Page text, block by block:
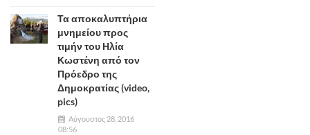
Τα αποκαλυπτήρια
μνημείου προς
τιμήν του Ηλία
Κωστένη από τον
Πρόεδρο της
Δημοκρατίας (video,
pics)
Αύγουστος 28, 2016
08:56